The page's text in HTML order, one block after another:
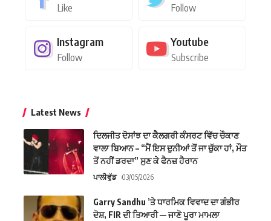
Like Follow
Instagram
Follow
Youtube
Subscribe
Latest News
ਦਿਲਜੀਤ ਦੋਸਾਂਝ ਦਾ ਕੈਲਗਰੀ ਕੰਸਰਟ ਵਿੱਚ ਚੌਕਾਣ
ਵਾਲਾ ਬਿਆਨ – “ਮੈਂ ਇਸ ਦੁਨੀਆਂ ਤੋਂ ਜਾ ਚੁੱਕਾ ਹਾਂ, ਮੌਤ
ਤੋਂ ਨਹੀਂ ਡਰਦਾ” ਸੁਣ ਕੇ ਫੈਨਜ਼ ਹੈਰਾਨ
ਪਾਲੀਵੁੱਡ 03/05/2026
Garry Sandhu ’ਤੇ ਧਾਰਮਿਕ ਵਿਵਾਦ ਦਾ ਗੰਭੀਰ
ਦੋਸ਼, FIR ਦੀ ਤਿਆਰੀ — ਜਾਣੋ ਪੂਰਾ ਮਾਮਲਾ